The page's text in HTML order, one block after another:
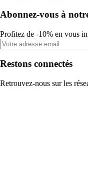
Abonnez-vous à
Profitez de -10% en vous
Restons connectés
Retrouvez-nous sur les